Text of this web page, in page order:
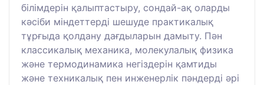
білімдерін қалыптастыру, сондай-ақ оларды
кәсіби міндеттерді шешуде практикалық
тұрғыда қолдану дағдыларын дамыту. Пән
классикалық механика, молекулалық физика
және термодинамика негіздерін қамтиды
және техникалық пен инженерлік пәндерді әрі